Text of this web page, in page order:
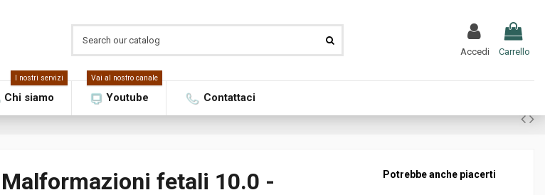
Accedi Carrello
Chi siamo
I nostri servizi
Youtube
Vai al nostro canale
Contattaci
Malformazioni fetali 10.0 -
Potrebbe anche piacerti